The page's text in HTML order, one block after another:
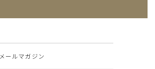
メールマガジン